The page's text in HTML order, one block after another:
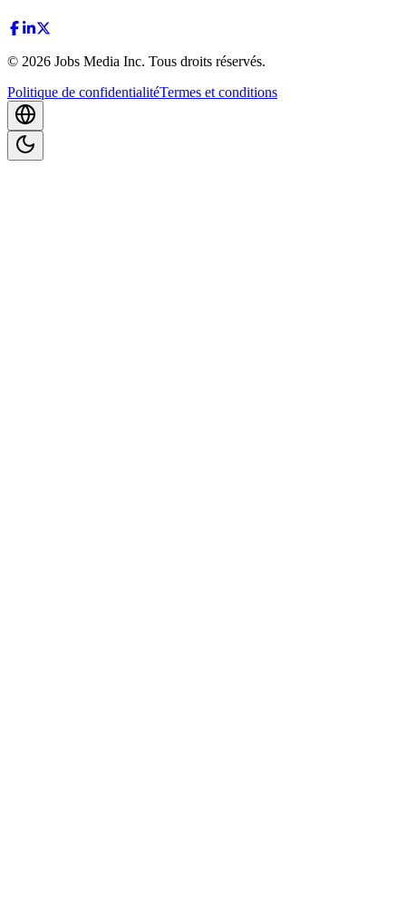
© 2026 Jobs Media Inc. Tous droits réservés.
Politique de confidentialitéTermes et conditions